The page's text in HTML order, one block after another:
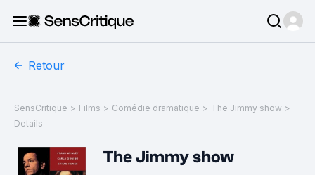
Retour
SensCritique > Films > Comédie dramatique > The Jimmy show >
Details
The Jimmy show